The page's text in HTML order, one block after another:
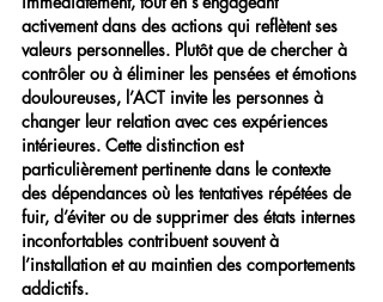
activement dans des actions qui reflètent ses
valeurs personnelles. Plutôt que de chercher à
contrôler ou à éliminer les pensées et émotions
douloureuses, l’ACT invite les personnes à
changer leur relation avec ces expériences
intérieures. Cette distinction est
particulièrement pertinente dans le contexte
des dépendances où les tentatives répétées de
fuir, d’éviter ou de supprimer des états internes
inconfortables contribuent souvent à
l’installation et au maintien des comportements
addictifs.